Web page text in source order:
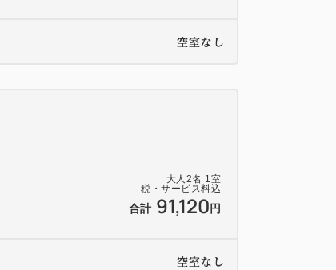
空室なし
大人 2名 1室
税・サービス料込
合計 91,120 円
空室なし